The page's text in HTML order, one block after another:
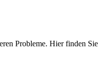
Probleme. Hier finden Sie